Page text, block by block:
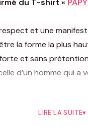
respect et une
la forme la plus
et sans
d’un homme qui
le confort
LIRE LA SUITE▾